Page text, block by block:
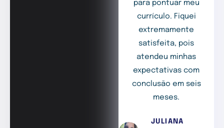
para pontuar meu
currículo. Fiquei
extremamente
satisfeita, pois
atendeu minhas
expectativas com
conclusão em seis
meses.
JULIANA